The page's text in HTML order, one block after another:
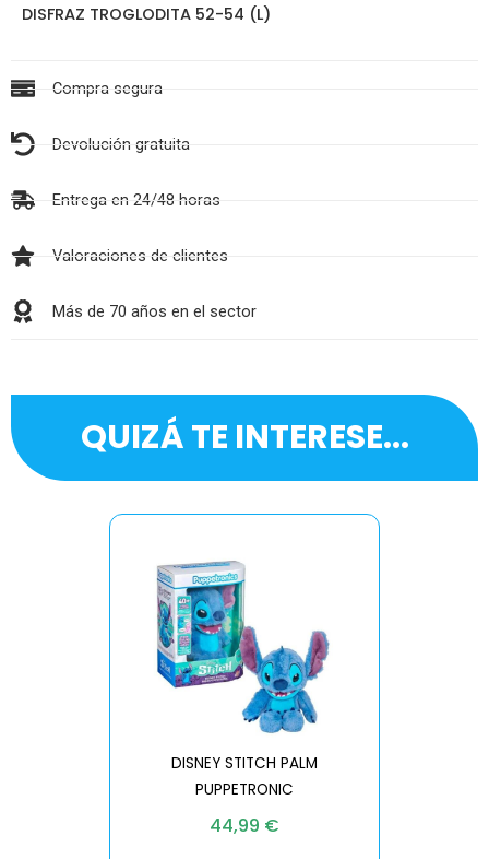
DISFRAZ TROGLODITA 52-54 (L)
Compra segura
Devolución gratuita
Entrega en 24/48 horas
Valoraciones de clientes
Más de 70 años en el sector
QUIZÁ TE INTERESE...
DISNEY STITCH PALM
PUPPETRONIC
44,99 €